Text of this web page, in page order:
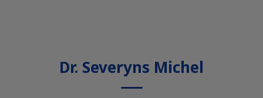
Dr. Severyns Michel